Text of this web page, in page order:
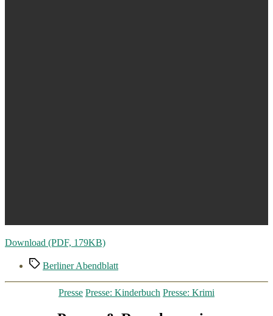
Download (PDF, 179KB)
Schlagwörter
Berliner Abendblatt
Kategorien
Presse Presse: Kinderbuch Presse: Krimi